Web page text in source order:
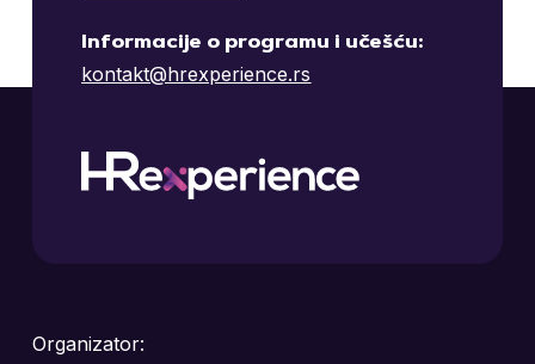
Informacije o programu i učešću:
kontakt@hrexperience.rs
Organizator: